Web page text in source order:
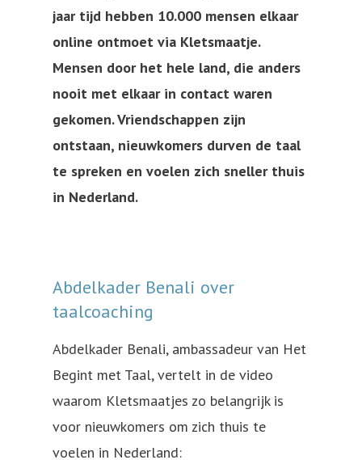
jaar tijd hebben 10.000 mensen elkaar
online ontmoet via Kletsmaatje.
Mensen door het hele land, die anders
nooit met elkaar in contact waren
gekomen. Vriendschappen zijn
ontstaan, nieuwkomers durven de taal
te spreken en voelen zich sneller thuis
in Nederland.
Abdelkader Benali over
taalcoaching
Abdelkader Benali, ambassadeur van Het
Begint met Taal, vertelt in de video
waarom Kletsmaatjes zo belangrijk is
voor nieuwkomers om zich thuis te
voelen in Nederland: